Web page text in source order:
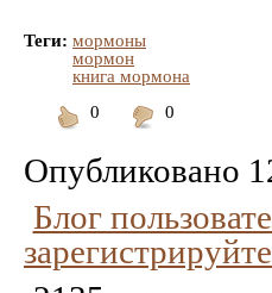
Теги: мормоны
мормон
книга мормона
0
0
Опубликовано
Блог